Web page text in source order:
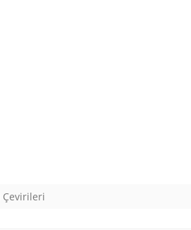
Çevirileri